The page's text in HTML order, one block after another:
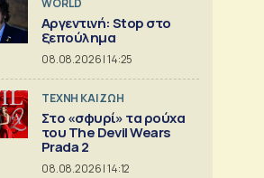
WORLD
Αργεντινή: Stop στο
ξεπούλημα
08.08.2026 | 14:25
TΕΧΝΗ ΚΑΙ ΖΩΗ
Στο «σφυρί» τα ρούχα
του The Devil Wears
Prada 2
08.08.2026 | 14:12